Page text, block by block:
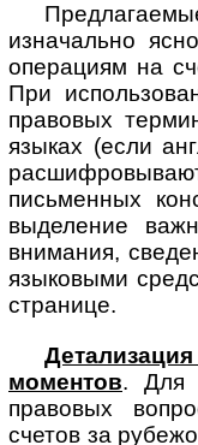
изначально
операциям на
При
правовых
языках (если
письменных
выделение
внимания,
языковыми
странице.
моментов. Для
правовых
счетов за